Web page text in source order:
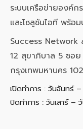
ระบบเครือข่ายองค์
และโซลูชันไอที พร้อ
Success
12 สุขาภิบาล 5 ซอ
กรุงเทพมหานคร
เปิดทำการ : วันจันทร์
ปิดทำการ : วันเสาร์ –